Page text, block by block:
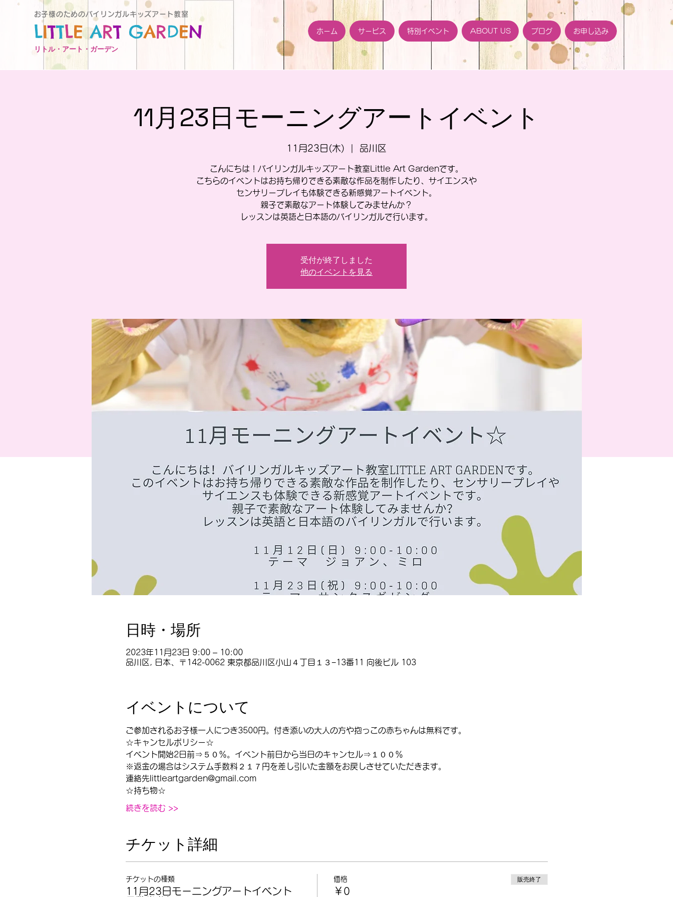
お子様のためのバイリンガルキッズアート教室
LITTLEART GARDEN
リトル・アート・ガーデン
ホーム サービス 特別イベント ABOUT US ブログ お申し込み
11月23日モーニングアートイベント
11月23日(木) 品川区
こんにちは！バイリンガルキッズアート教室Little Art Gardenです。
こちらのイベントはお持ち帰りできる素敵な作品を制作したり、サイエンスや
センサリープレイも体験できる新感覚アートイベント。
親子で素敵なアート体験してみませんか？
レッスンは英語と日本語のバイリンガルで行います。
受付が終了しました
他のイベントを見る
日時・場所
2023年11月23日 9:00 – 10:00
品川区, 日本、〒142-0062 東京都品川区小山４丁目１３−13番11 向後ビル 103
イベントについて
ご参加されるお子様一人につき3500円。付き添いの大人の方や抱っこの赤ちゃんは無料です。
☆キャンセルポリシー☆
イベント開始2日前⇒５０％。イベント前日から当日のキャンセル⇒１００％
※返金の場合はシステム手数料２１７円を差し引いた金額をお戻しさせていただきます。
連絡先littleartgarden@gmail.com
☆持ち物☆
続きを読む >>
チケット詳細
チケットの種類
11月23日モーニングアートイベント
価格
￥0
販売終了